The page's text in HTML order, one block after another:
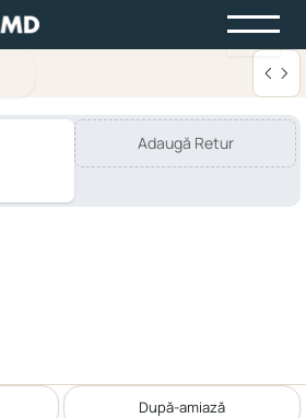
Adaugă Retur
După-amiază